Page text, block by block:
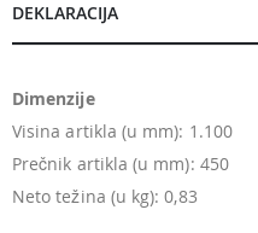
DEKLARACIJA
Dimenzije
Visina artikla (u mm): 1.100
Prečnik artikla (u mm): 450
Neto težina (u kg): 0,83